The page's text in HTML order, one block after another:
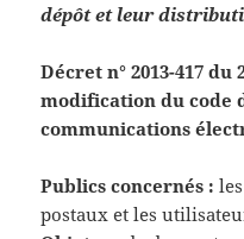
dépôt et leur
Décret n° 2013-417
modification du code
communications
Publics concernés :
postaux et les